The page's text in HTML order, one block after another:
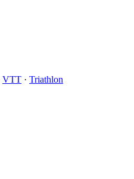
VTT · Triathlon